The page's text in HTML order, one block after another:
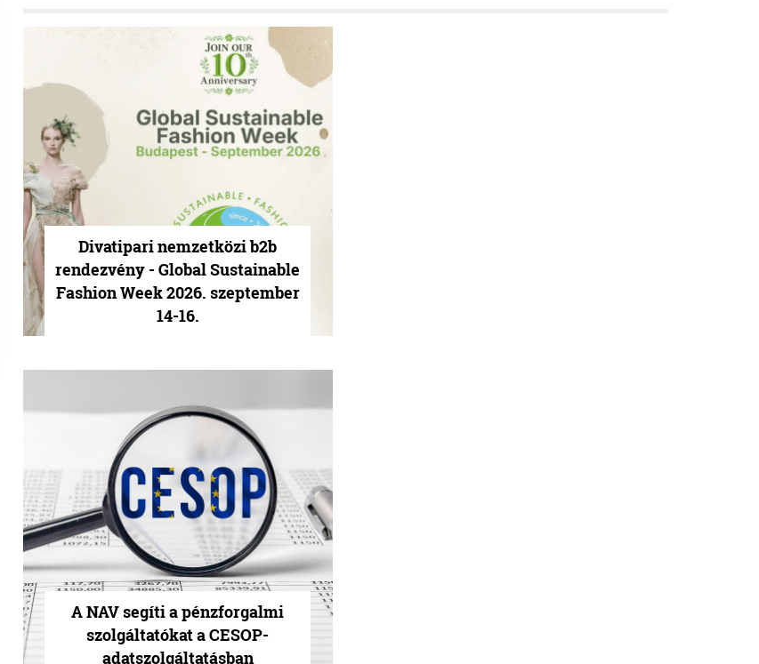
Divatipari nemzetközi b2b
rendezvény - Global Sustainable
Fashion Week 2026. szeptember
14-16.
A NAV segíti a pénzforgalmi
szolgáltatókat a CESOP-
adatszolgáltatásban